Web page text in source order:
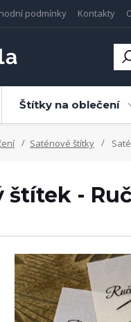
podmínky Kontakty
Štítky na oblečení
Saténové štítky
štítek -